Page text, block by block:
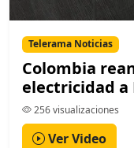
Telerama Noticias
Colombia
electricidad a
256 visualizaciones
Ver Video